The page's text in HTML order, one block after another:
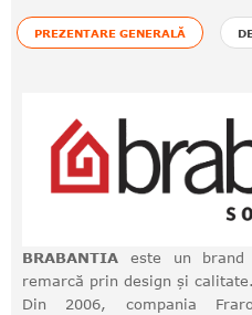
PREZENTARE GENERALĂ
BRABANTIA este un brand
remarcă prin design și calitate.
Din 2006, compania